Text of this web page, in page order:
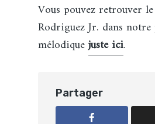
Vous pouvez retrouver
Rodriguez Jr. dans
mélodiquejuste ici.
Partager